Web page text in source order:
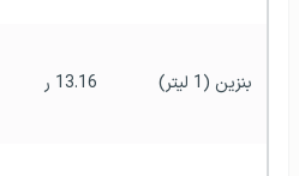
بنزین (1 لیتر) 13.16 ر